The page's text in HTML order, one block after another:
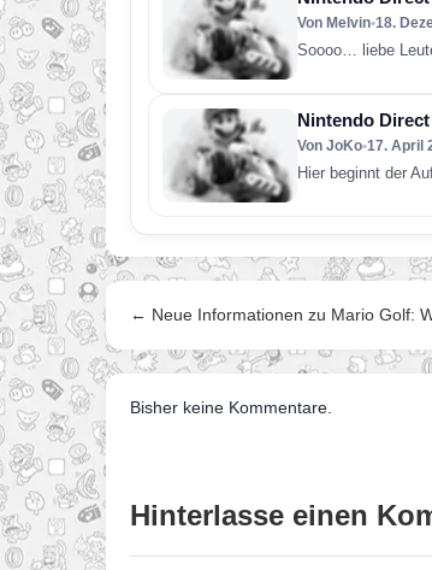
Von Melvin•18.
Soooo… liebe
Nintendo Direct
Von JoKo•17. April
Hier beginnt der
← Neue Informationen zu Mario Golf:
Bisher keine Kommentare.
Hinterlasse einen